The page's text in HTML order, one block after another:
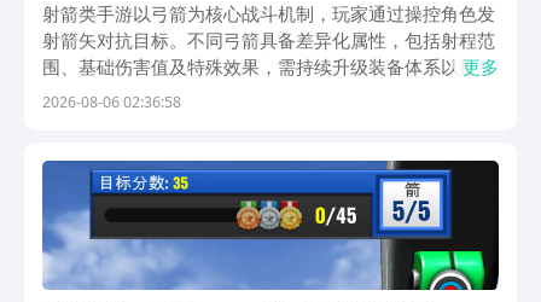
射箭类手游以弓箭为核心战斗机制，玩家通过操控角色发
射箭矢对抗目标。不同弓箭具备差异化属性，包括射程范
围、基础伤害值及特殊效果，需持续升级装备体系以提升
整体输出效率。关卡设计注重策略性，敌方单位数量与分
反
更多
2026-08-06 02:36:58